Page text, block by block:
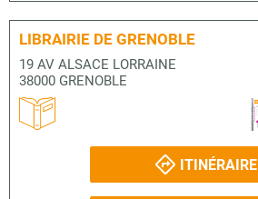
LIBRAIRIE DE GRENOBLE
19 AV ALSACE LORRAINE
38000 GRENOBLE
ITINÉRAIRE